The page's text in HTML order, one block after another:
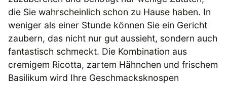
die Sie wahrscheinlich schon zu Hause haben. In
weniger als einer Stunde können Sie ein Gericht
zaubern, das nicht nur gut aussieht, sondern auch
fantastisch schmeckt. Die Kombination aus
cremigem Ricotta, zartem Hähnchen und frischem
Basilikum wird Ihre Geschmacksknospen